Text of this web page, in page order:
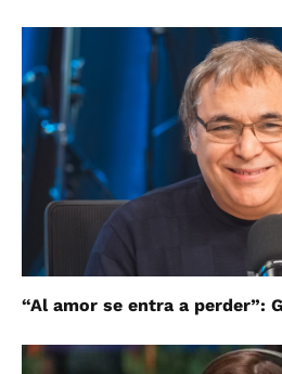
“Al amor se entra a perder”: